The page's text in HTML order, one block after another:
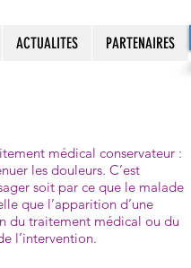
ACTUALITES PARTENAIRES
médical conservateur :
les douleurs. C’est
soit par ce que le malade
que l’apparition d’une
du traitement médical ou du
l’intervention.